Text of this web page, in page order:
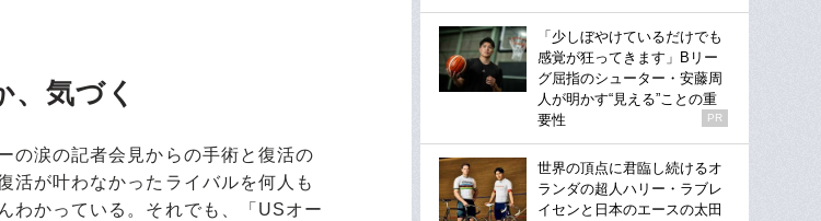
気づく
の涙の記者会見からの手術と復活の
活が叶わなかったライバルを何人も
わかっている。それでも、「USオー
「少しぼやけているだけでも
感覚が狂ってきます」Bリー
グ屈指のシューター・安藤周
人が明かす“見える”ことの重
要性
PR
世界の頂点に君臨し続けるオ
ランダの超人ハリー・ラブレ
イセンと日本のエースの太田